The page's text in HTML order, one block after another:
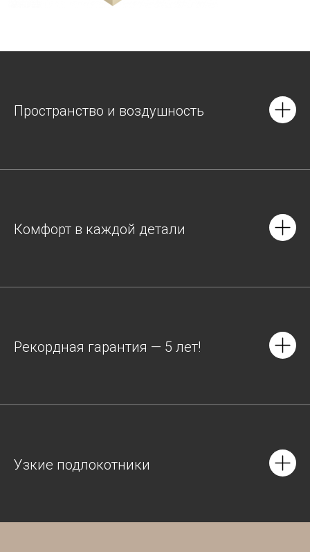
Пространство и воздушность
Комфорт в каждой детали
Рекордная гарантия — 5 лет!
Узкие подлокотники